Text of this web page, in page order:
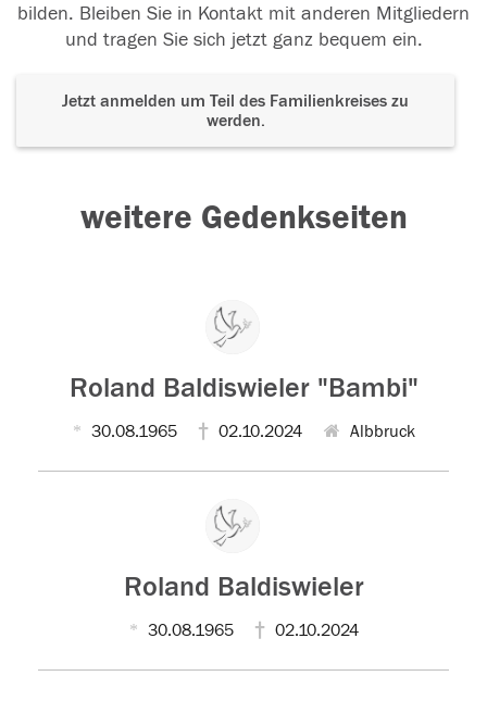
bilden. Bleiben Sie in Kontakt mit anderen Mitgliedern
und tragen Sie sich jetzt ganz bequem ein.
Jetzt anmelden um Teil des Familienkreises zu
werden.
weitere Gedenkseiten
Roland Baldiswieler "Bambi"
30.08.1965 02.10.2024 Albbruck
Roland Baldiswieler
30.08.1965 02.10.2024